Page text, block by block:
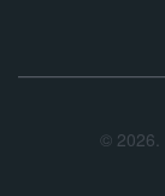
© 2026.